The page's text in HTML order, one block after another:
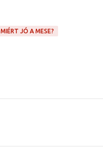
MIÉRT JÓ A MESE?